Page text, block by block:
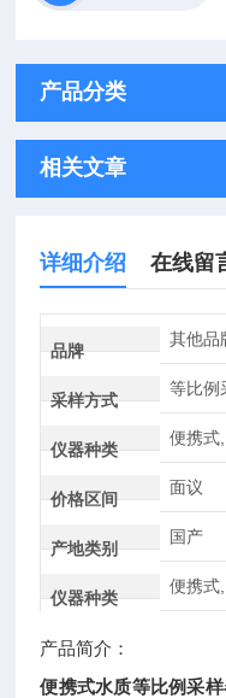
产品分类
相关文章
详细介绍 在线留
品牌
其他品
采样方式
等比例
仪器种类
便携式
价格区间
面议
产地类别
国产
仪器种类
便携式
产品简介：
便携式水质等比例采